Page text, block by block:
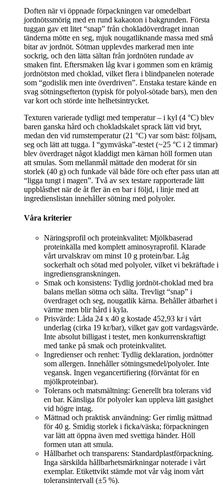
Doften när vi öppnade förpackningen var omedelbart
jordnötssmörig med en rund kakaoton i bakgrunden. Första
tuggan gav ett litet “snap” från chokladöverdraget innan
tänderna mötte en seg, mjuk nougatliknande massa med små
bitar av jordnöt. Sötman upplevdes markerad men inte
sockrig, och den lätta sältan från jordnöten rundade av
smaken fint. Eftersmaken låg kvar i gommen som en krämig
jordnötston med choklad, vilket flera i blindpanelen noterade
som “godislik men inte överdriven”. Enstaka testare kände en
svag sötningsefterton (typisk för polyol-sötade bars), men den
var kort och störde inte helhetsintrycket.
Texturen varierade tydligt med temperatur – i kyl (4 °C) blev
baren ganska hård och chokladskalet sprack lätt vid bryt,
medan den vid rumstemperatur (21 °C) var som bäst: följsam,
seg och lätt att tugga. I “gymväska”-testet (~25 °C i 2 timmar)
blev överdraget något kladdigt men kärnan höll formen utan
att smulas. Som mellanmål mättade den moderat för sin
storlek (40 g) och funkade väl både före och efter pass utan att
“ligga tungt i magen”. Två av sex testare rapporterade lätt
uppblåsthet när de åt fler än en bar i följd, i linje med att
ingredienslistan innehåller sötning med polyoler.
Våra kriterier
Näringsprofil och proteinkvalitet: Mjölkbaserad
proteinkälla med komplett aminosyraprofil. Klarade
vårt urvalskrav om minst 10 g protein/bar. Låg
sockerhalt och sötad med polyoler, vilket vi bekräftade i
ingrediensgranskningen.
Smak och konsistens: Tydlig jordnöt-choklad med bra
balans mellan sötma och sälta. Trevligt “snap” i
överdraget och seg, nougatlik kärna. Behåller ätbarhet i
värme men blir hård i kyla.
Prisvärde: Låda 24 x 40 g kostade 452,93 kr i vårt
underlag (cirka 19 kr/bar), vilket gav gott vardagsvärde.
Inte absolut billigast i testet, men konkurrenskraftigt
med tanke på smak och proteinkvalitet.
Ingredienser och renhet: Tydlig deklaration, jordnötter
som allergen. Innehåller sötningsmedel/polyoler. Inte
vegansk. Ingen vegancertifiering (förväntat för en
mjölkproteinbar).
Tolerans och matsmältning: Generellt bra tolerans vid
en bar. Känsliga för polyoler kan uppleva lätt gasighet
vid högre intag.
Mättnad och praktisk användning: Ger rimlig mättnad
för 40 g. Smidig storlek i ficka/väska; förpackningen
var lätt att öppna även med svettiga händer. Höll
formen utan att smula.
Hållbarhet och transparens: Standardplastförpackning.
Inga särskilda hållbarhetsmärkningar noterade i vårt
exemplar. Etikettvikt stämde mot vår våg inom vårt
toleransintervall (±5 %).